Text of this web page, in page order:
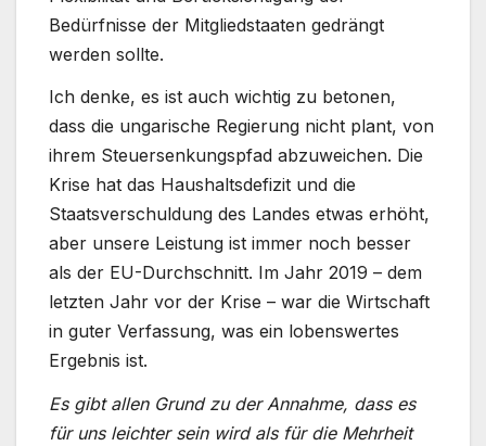
Bedürfnisse der Mitgliedstaaten gedrängt
werden sollte.
Ich denke, es ist auch wichtig zu betonen,
dass die ungarische Regierung nicht plant, von
ihrem Steuersenkungspfad abzuweichen. Die
Krise hat das Haushaltsdefizit und die
Staatsverschuldung des Landes etwas erhöht,
aber unsere Leistung ist immer noch besser
als der EU-Durchschnitt. Im Jahr 2019 – dem
letzten Jahr vor der Krise – war die Wirtschaft
in guter Verfassung, was ein lobenswertes
Ergebnis ist.
Es gibt allen Grund zu der Annahme, dass es
für uns leichter sein wird als für die Mehrheit